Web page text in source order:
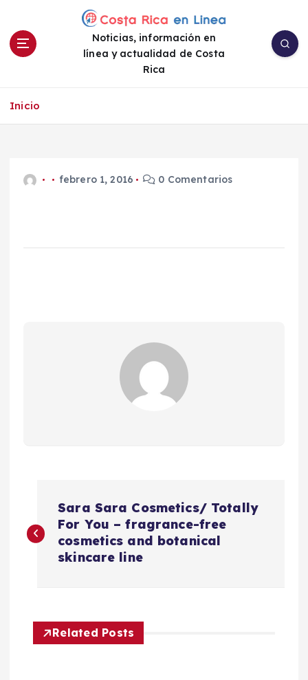
Noticias, información en
línea y actualidad de Costa
Rica
Inicio
febrero 1, 2016 0 Comentarios
a
g
Sara Sara Cosmetics/ Totally
For You – fragrance-free
cosmetics and botanical
skincare line
Related Posts